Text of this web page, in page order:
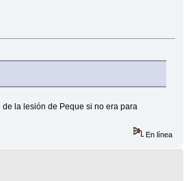
la lesión de Peque si no era para
En línea